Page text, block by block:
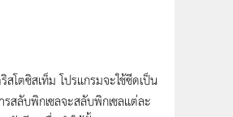
โตซิสเท็ม โปรแกรมจะใช้ซีดเป็น
สลับพิกเซลจะสลับพิกเซลแต่ละ